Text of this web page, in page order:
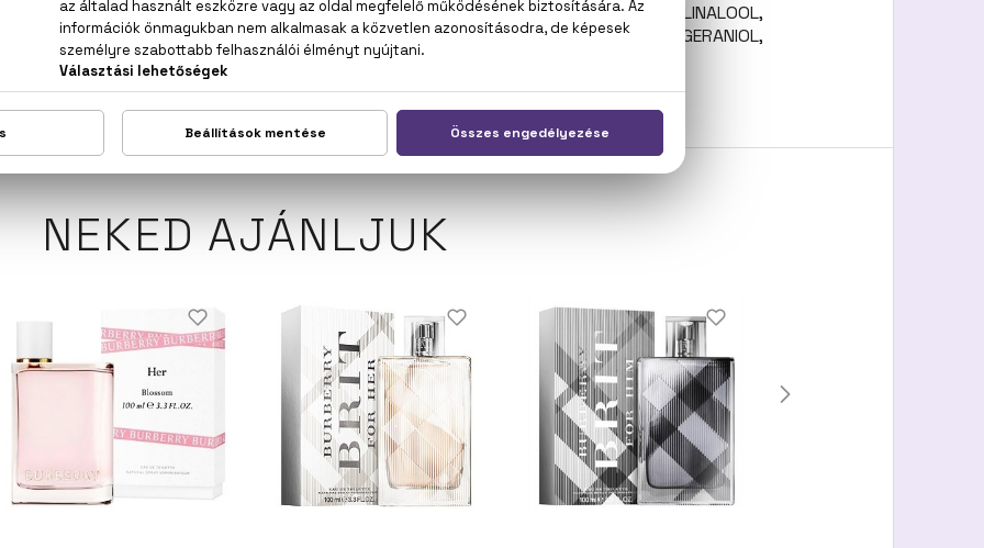
WATER/EAU, PARFUM/FRAGRANCE, LIMONENE, ETHYLHEXYL METHOXYCINNAMATE, LINALOOL,
BENZOATE, CITRONELLOL, ALPHA-ISOMETHYL IONONE, BHT, COUMARIN, CITRAL, GERANIOL,
(CI 60730), YELLOW 5 (CI 19140), BLUE 1 (CI 42090), RED 33 (CI 17200).
NEKED AJÁNLJUK